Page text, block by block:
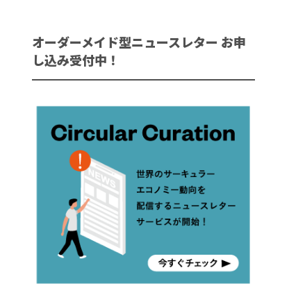
オーダーメイド型ニュースレター お申
し込み受付中！